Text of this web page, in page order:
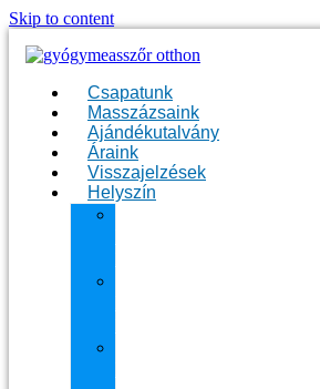
Skip to content
Csapatunk
Masszázsaink
Ajándékutalvány
Áraink
Visszajelzések
Helyszín